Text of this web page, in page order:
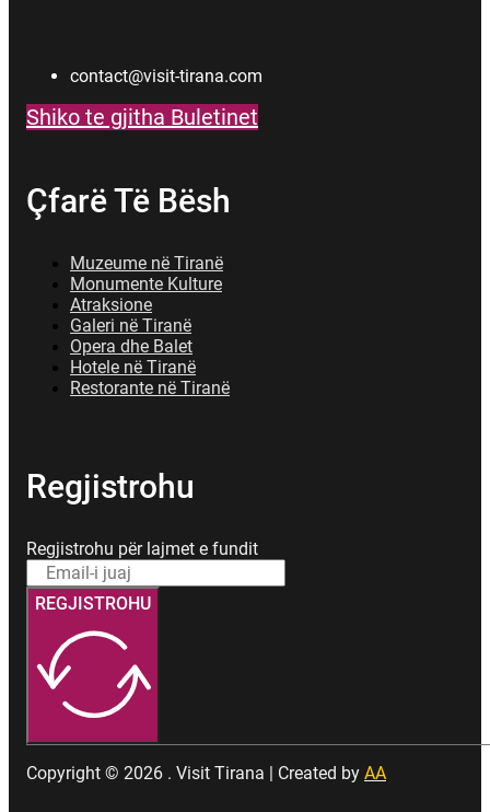
contact@visit-tirana.com
Shiko te gjitha Buletinet
Çfarë Të Bësh
Muzeume në Tiranë
Monumente Kulture
Atraksione
Galeri në Tiranë
Opera dhe Balet
Hotele në Tiranë
Restorante në Tiranë
Regjistrohu
Regjistrohu për lajmet e fundit
REGJISTROHU
Copyright © 2026 . Visit Tirana | Created by AA